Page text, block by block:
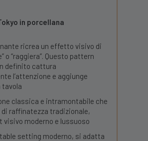
in porcellana
ricrea un effetto visivo di
o “raggiera”. Questo pattern
definito cattura
l’attenzione e aggiunge
tavola
classica e intramontabile che
di raffinatezza tradizionale,
visivo moderno e lussuoso
setting moderno, si adatta